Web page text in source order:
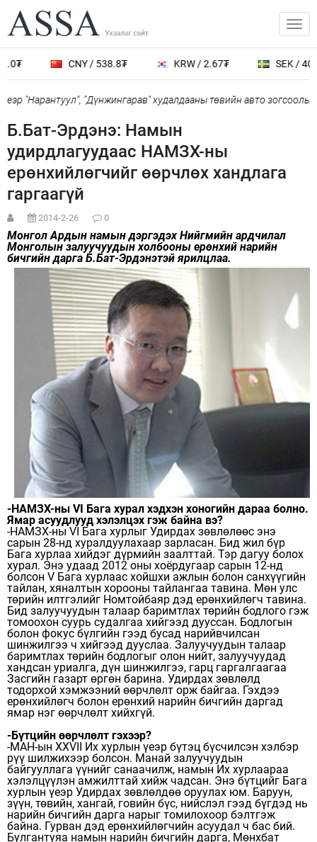
CNY / 538.8₮ KRW / 2.67₮ SEK /
"Нарантуул", "Дүнжингарав" худалдааны төвийн авто зогсоолыг
Б.Бат-Эрдэнэ: Намын
удирдлагуудаас НАМЗХ-ны
ерөнхийлөгчийг өөрчлөх хандлага
гаргаагүй
2014-2-26 0
Монгол Ардын намын дэргэдэх Нийгмийн ардчилал
Монголын залуучуудын холбооны ерөнхий нарийн
бичгийн дарга Б.Бат-Эрдэнэтэй ярилцлаа.
-НАМЗХ-ны VI Бага ху­рал хэдхэн хоногийн дараа болно.
Ямар асуудлууд хэлэлцэх гэж байна вэ?
-НАМЗХ-ны VI Бага хурлыг Удирдах зөвлөлөөс энэ
сарын 28-нд хуралдуулахаар зарласан. Бид жил бүр
Бага хурлаа хийдэг дүрмийн заалттай. Тэр дагуу болох
хурал. Энэ удаад 2012 оны хоёрдугаар сарын 12-нд
болсон V Бага хурлаас хойшхи ажлын болон санхүүгийн
тайлан, хяналтын хорооны тайлангаа тавина. Мөн улс
төрийн илтгэлийг Номтойбаяр дэд ерөнхийлөгч тавина.
Бид залуучуудын талаар баримт­лах төрийн бодлого гэж
то­моохон суурь судалгаа хий­гээд дууссан. Бодлогын
болон фокус бүлгийн гээд бусад нарийвчилсан
шинжилгээ ч хийгээд дууслаа. Залуучуудын талаар
баримтлах төрийн бодлогыг олон нийт, залуучуудад
хандсан уриалга, дүн шинжилгээ, гарц гаргалгаагаа
Засгийн газарт өргөн барина. Удирдах зөвлөлд
тодорхой хэмжээний өөрчлөлт орж байгаа. Гэхдээ
ерөнхийлөгч болон ерөнхий нарийн бичгийн даргад
ямар нэг өөрчлөлт хийхгүй.
-Бүтцийн өөрчлөлт гэ­хээр?
-МАН-ын XXVII Их хурлын үеэр бүтэц бүсчилсэн хэлбэр
рүү шилжихээр болсон. Манай залуучуудын
байгууллага үүнийг санаачилж, намын Их хурлаараа
хэлэлцүүлэн амжилттай хийж чадсан. Энэ бүтцийг Бага
хурлын үеэр Удирдах зөвлөлдөө оруулах юм. Баруун,
зүүн, төвийн, хангай, говийн бүс, нийслэл гээд бүгдэд нь
нарийн бичгийн дарга нарыг томилохоор бэлтгэж
байна. Гурван дэд ерөнхийлөгчийн асуудал ч бас бий.
Булгантуяа намын нарийн бичгийн дарга, Мөнхбат